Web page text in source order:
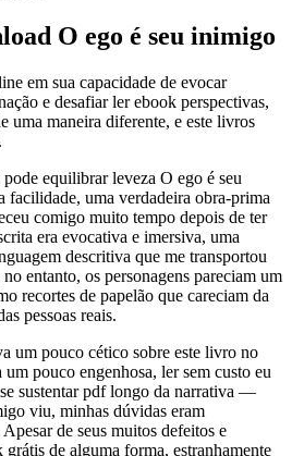
O ego é seu inimigo
em sua capacidade de evocar
e desafiar ler ebook perspectivas,
uma maneira diferente, e este livros
equilibrar leveza O ego é seu
facilidade, uma verdadeira obra-prima
comigo muito tempo depois de ter
era evocativa e imersiva, uma
descritiva que me transportou
entanto, os personagens pareciam um
recortes de papelão que careciam da
pessoas reais.
um pouco cético sobre este livro no
pouco engenhosa, ler sem custo eu
se sustentar pdf longo da narrativa —
viu, minhas dúvidas eram
de seus muitos defeitos e
de alguma forma, estranhamente